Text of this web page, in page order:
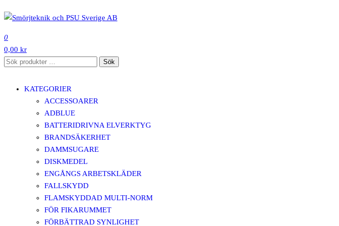
till
innehåll
0
0,00 kr
Sök
Sök
KATEGORIER
ACCESSOARER
ADBLUE
BATTERIDRIVNA ELVERKTYG
BRANDSÄKERHET
DAMMSUGARE
DISKMEDEL
ENGÅNGS ARBETSKLÄDER
FALLSKYDD
FLAMSKYDDAD MULTI-NORM
FÖR FIKARUMMET
FÖRBÄTTRAD SYNLIGHET